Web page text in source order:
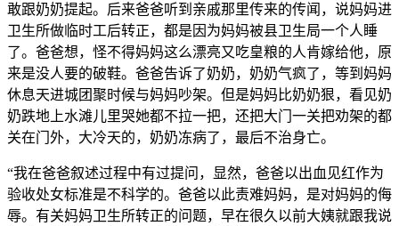
敢跟奶奶提起。后来爸爸听到亲戚那里传来的传闻，说妈妈进
卫生所做临时工后转正，都是因为妈妈被县卫生局一个人睡
了。爸爸想，怪不得妈妈这么漂亮又吃皇粮的人肯嫁给他，原
来是没人要的破鞋。爸爸告诉了奶奶，奶奶气疯了，等到妈妈
休息天进城团聚时候与妈妈吵架。但是妈妈比奶奶狠，看见奶
奶跌地上水滩儿里哭她都不拉一把，还把大门一关把劝架的都
关在门外，大冷天的，奶奶冻病了，最后不治身亡。
“我在爸爸叙述过程中有过提问，显然，爸爸以出血见红作为
验收处女标准是不科学的。爸爸以此责难妈妈，是对妈妈的侮
辱。有关妈妈卫生所转正的问题，早在很久以前大姨就跟我说